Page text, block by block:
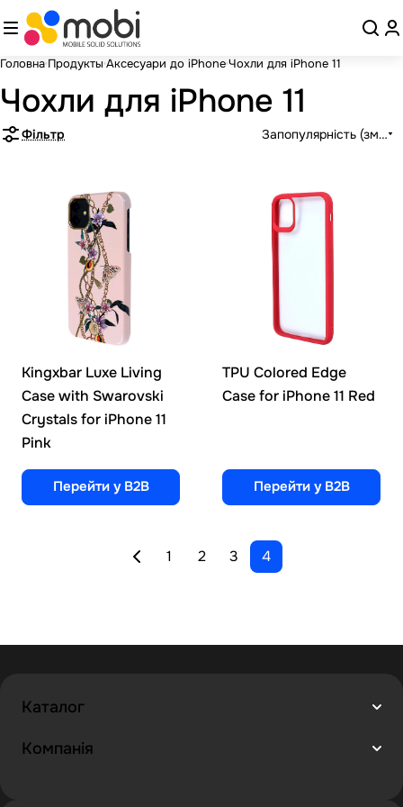
Головна Продукты Аксесуари до iPhoneЧохли для iPhone 11
Чохли для iPhone 11
Фільтр Запопулярність
Kingxbar Luxe Living
Case with Swarovski
Crystals for iPhone 11
Pink
Перейти у B2B
TPU Colored Edge
Case for iPhone 11 Red
Перейти у B2B
1 2 3 4
Каталог
Компанія